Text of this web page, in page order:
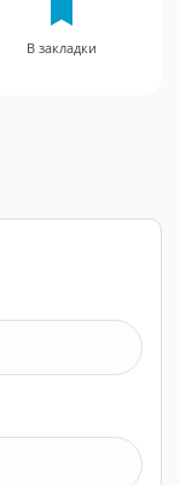
В закладки